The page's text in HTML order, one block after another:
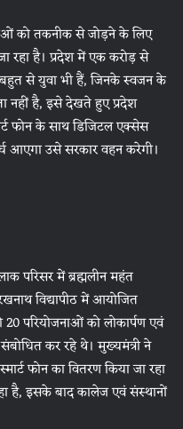
को तकनीक से जोड़ने के लिए
रहा है। प्रदेश में एक करोड़ से
से युवा भी हैं, जिनके स्वजन के
नहीं है, इसे देखते हुए प्रदेश
फोन के साथ डिजिटल एक्सेस
आएगा उसे सरकार वहन करेगी।
परिसर में ब्रह्मलीन महंत
विद्यापीठ में आयोजित
परियोजनाओं को लोकार्पण एवं
कर रहे थे। मुख्यमंत्री ने
फोन का वितरण किया जा रहा
है, इसके बाद कालेज एवं संस्थानों